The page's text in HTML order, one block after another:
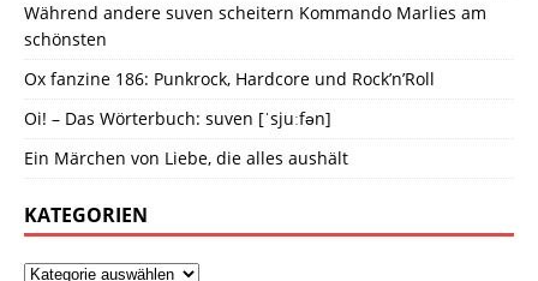
Während andere suven scheitern Kommando Marlies am
schönsten
Ox fanzine 186: Punkrock, Hardcore und Rock’n’Roll
Oi! – Das Wörterbuch: suven [ˈsjuːfən]
Ein Märchen von Liebe, die alles aushält
KATEGORIEN